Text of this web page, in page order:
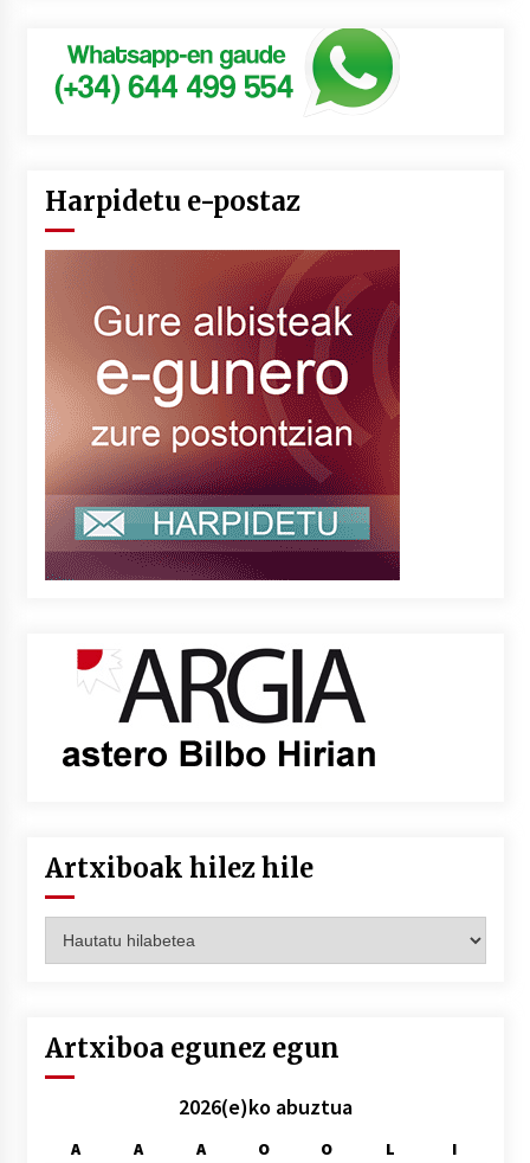
Harpidetu e-postaz
Artxiboak hilez hile
hilez
Artxiboa egunez egun
2026(e)ko abuztua
A A A O O L
I